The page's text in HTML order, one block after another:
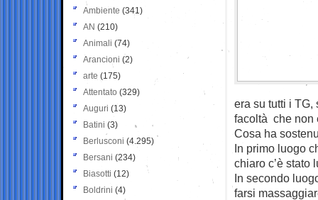
era su tutti i
facoltà che non
Cosa ha
In primo luogo
chiaro c’è stato
In secondo
farsi
Ambiente (341)
AN (210)
Animali (74)
Arancioni (2)
arte (175)
Attentato (329)
Auguri (13)
Batini (3)
Berlusconi (4.295)
Bersani (234)
Biasotti (12)
Boldrini (4)